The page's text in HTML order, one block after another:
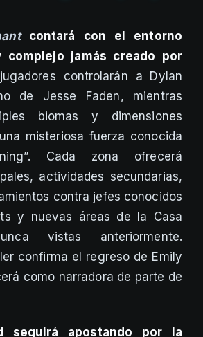
contará con el entorno
complejo jamás creado por
controlarán a Dylan
de Jesse Faden, mientras
biomas y dimensiones
misteriosa fuerza conocida
Cada zona ofrecerá
actividades secundarias,
contra jefes conocidos
y nuevas áreas de la Casa
vistas anteriormente.
confirma el regreso de Emily
como narradora de parte de
seguirá apostando por la